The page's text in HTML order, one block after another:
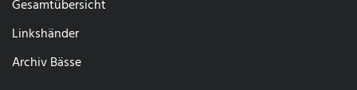
Linkshänder
Archiv Bässe